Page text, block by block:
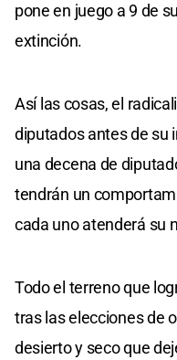
pone en juego a 9 de
extinción.
Así las cosas, el
diputados antes de su
una decena de
tendrán un
cada uno atenderá su
Todo el terreno que
tras las elecciones de
desierto y seco que